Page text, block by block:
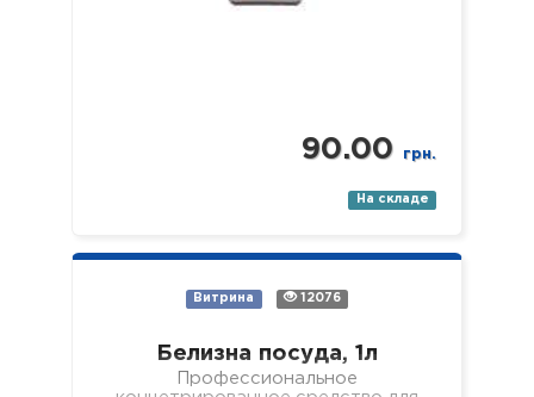
90.00 грн.
На складе
Витрина 12076
Белизна посуда, 1л
Профессиональное